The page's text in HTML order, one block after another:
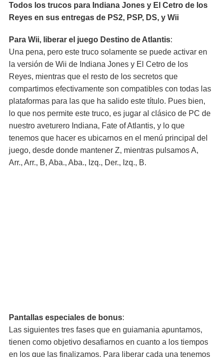
Todos los trucos para Indiana Jones y El Cetro de los
Reyes en sus entregas de PS2, PSP, DS, y Wii
Para Wii, liberar el juego Destino de Atlantis:
Una pena, pero este truco solamente se puede activar en
la versión de Wii de Indiana Jones y El Cetro de los
Reyes, mientras que el resto de los secretos que
compartimos efectivamente son compatibles con todas las
plataformas para las que ha salido este título. Pues bien,
lo que nos permite este truco, es jugar al clásico de PC de
nuestro aveturero Indiana, Fate of Atlantis, y lo que
tenemos que hacer es ubicarnos en el menú principal del
juego, desde donde mantener Z, mientras pulsamos A,
Arr., Arr., B, Aba., Aba., Izq., Der., Izq., B.
Pantallas especiales de bonus:
Las siguientes tres fases que en guiamania apuntamos,
tienen como objetivo desafiarnos en cuanto a los tiempos
en los que las finalizamos. Para liberar cada una tenemos